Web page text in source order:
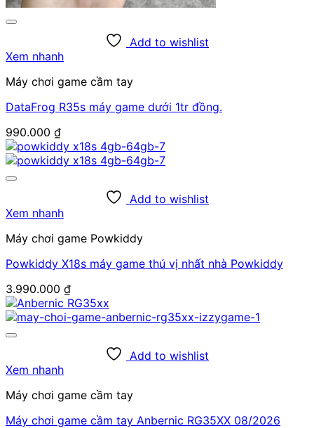
Add to wishlist
Xem nhanh
Máy chơi game cầm tay
DataFrog R35s máy game dưới 1tr đồng.
990.000 ₫
Add to wishlist
Xem nhanh
Máy chơi game Powkiddy
Powkiddy X18s máy game thú vị nhất nhà Powkiddy
3.990.000 ₫
Add to wishlist
Xem nhanh
Máy chơi game cầm tay
Máy chơi game cầm tay Anbernic RG35XX 08/2026